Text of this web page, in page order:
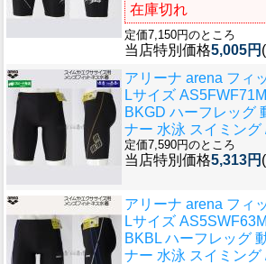
在庫切れ
定価7,150円のところ
当店特別価格5,005円
アリーナ arena フィ
Lサイズ
BKGD ハーフレッグ
ナー 水泳 スイミング
定価7,590円のところ
当店特別価格5,313円
アリーナ arena フィ
Lサイズ
BKBL ハーフレッグ
ナー 水泳 スイミング